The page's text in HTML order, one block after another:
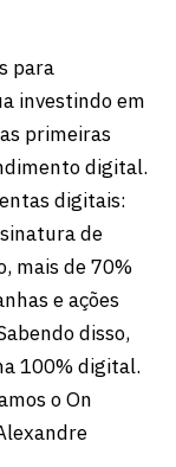
para
investindo em
primeiras
digital.
digitais:
de
mais de 70%
e ações
disso,
100% digital.
o On